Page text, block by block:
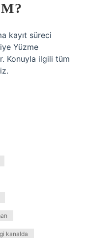
kayıt süreci
Yüzme
Konuyla ilgili tüm
kanalda